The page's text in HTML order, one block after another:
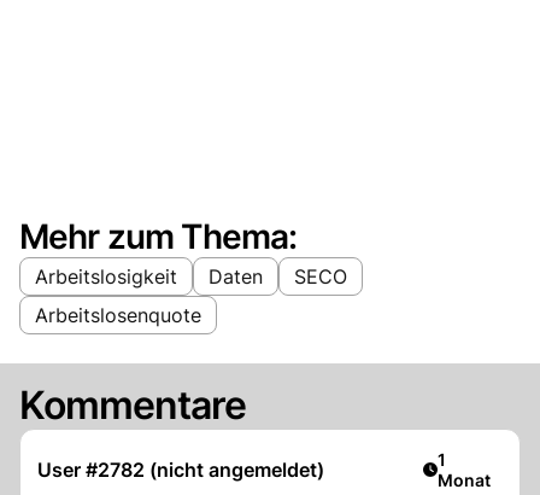
Mehr zum Thema:
Arbeitslosigkeit Daten
SECO
Arbeitslosenquote
Kommentare
User #2782 (nicht angemeldet) Artikel
1
Monat